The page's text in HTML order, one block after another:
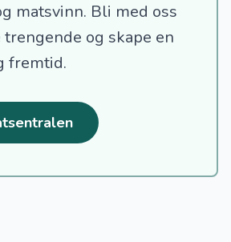
matsvinn. Bli med oss
og skape en
fremtid.